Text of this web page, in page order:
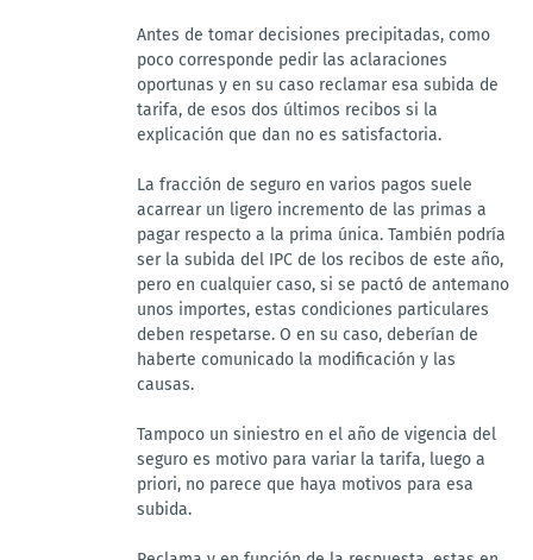
Antes de tomar decisiones precipitadas, como
poco corresponde pedir las aclaraciones
oportunas y en su caso reclamar esa subida de
tarifa, de esos dos últimos recibos si la
explicación que dan no es satisfactoria.
La fracción de seguro en varios pagos suele
acarrear un ligero incremento de las primas a
pagar respecto a la prima única. También podría
ser la subida del IPC de los recibos de este año,
pero en cualquier caso, si se pactó de antemano
unos importes, estas condiciones particulares
deben respetarse. O en su caso, deberían de
haberte comunicado la modificación y las
causas.
Tampoco un siniestro en el año de vigencia del
seguro es motivo para variar la tarifa, luego a
priori, no parece que haya motivos para esa
subida.